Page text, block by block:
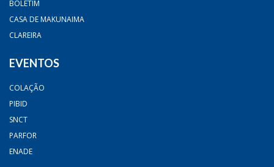
BOLETIM
CASA DE MAKUNAIMA
CLAREIRA
EVENTOS
COLAÇÃO
PIBID
SNCT
PARFOR
ENADE